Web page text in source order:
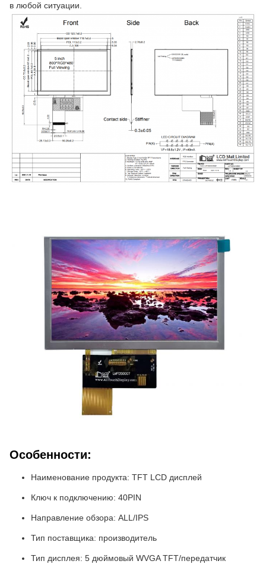
в любой ситуации.
Особенности:
Наименование продукта: TFT LCD дисплей
Ключ к подключению: 40PIN
Направление обзора: ALL/IPS
Тип поставщика: производитель
Тип дисплея: 5 дюймовый WVGA TFT/передатчик